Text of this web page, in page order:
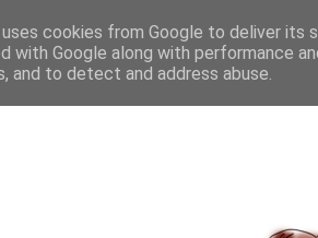
cookies from Google to deliver its
with Google along with performance
and to detect and address abuse.